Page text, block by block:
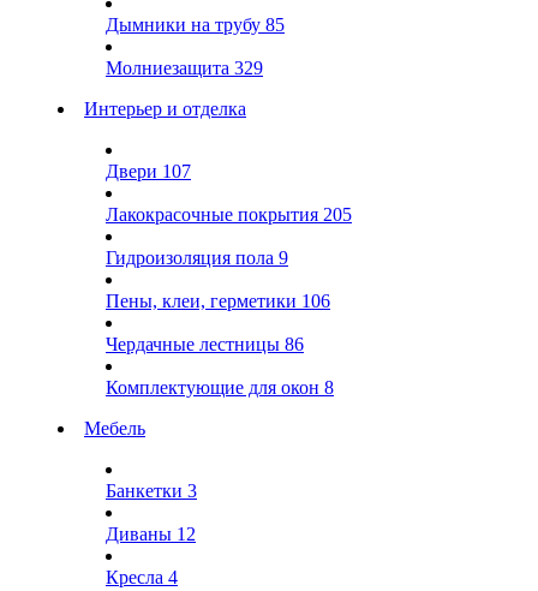
Дымники на трубу 85
Молниезащита 329
Интерьер и отделка
Двери 107
Лакокрасочные покрытия 205
Гидроизоляция пола 9
Пены, клеи, герметики 106
Чердачные лестницы 86
Комплектующие для окон 8
Мебель
Банкетки 3
Диваны 12
Кресла 4